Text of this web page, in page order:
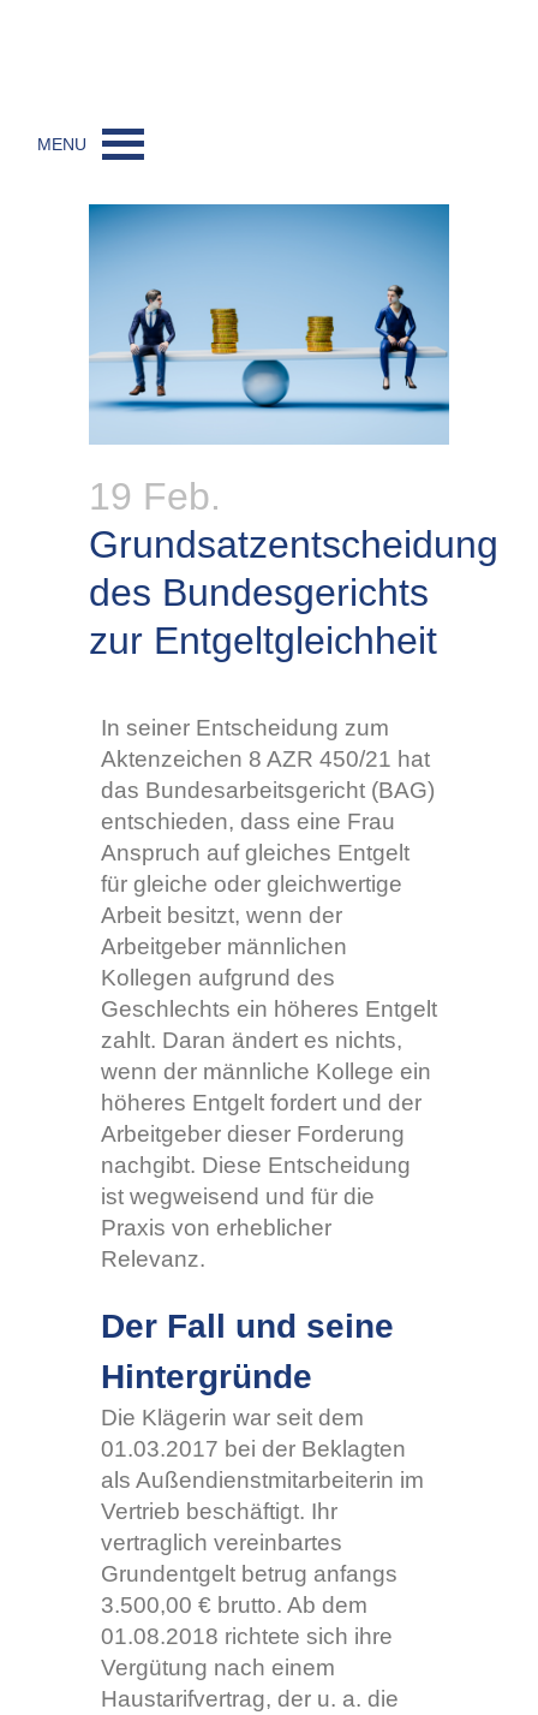
MENU
19 Feb.
Grundsatzentscheidung
des Bundesgerichts
zur Entgeltgleichheit
In seiner Entscheidung zum
Aktenzeichen 8 AZR 450/21 hat
das Bundesarbeitsgericht (BAG)
entschieden, dass eine Frau
Anspruch auf gleiches Entgelt
für gleiche oder gleichwertige
Arbeit besitzt, wenn der
Arbeitgeber männlichen
Kollegen aufgrund des
Geschlechts ein höheres Entgelt
zahlt. Daran ändert es nichts,
wenn der männliche Kollege ein
höheres Entgelt fordert und der
Arbeitgeber dieser Forderung
nachgibt. Diese Entscheidung
ist wegweisend und für die
Praxis von erheblicher
Relevanz.
Der Fall und seine
Hintergründe
Die Klägerin war seit dem
01.03.2017 bei der Beklagten
als Außendienstmitarbeiterin im
Vertrieb beschäftigt. Ihr
vertraglich vereinbartes
Grundentgelt betrug anfangs
3.500,00 € brutto. Ab dem
01.08.2018 richtete sich ihre
Vergütung nach einem
Haustarifvertrag, der u. a. die